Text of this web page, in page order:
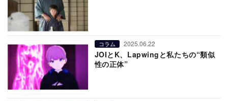
コラム 2025.06.22
JOIとK、Lapwingと私たちの“類似
性の正体”